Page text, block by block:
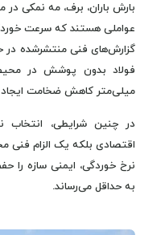
بارش باران، برف، مه نمکی
عواملی هستند که سرعت
گزارش‌های فنی منتشرشده در
فولاد بدون پوشش در
میلی‌متر کاهش ضخامت ایجاد
در چنین شرایطی، انتخاب
اقتصادی بلکه یک الزام
نرخ خوردگی، ایمنی سازه را
به حداقل می‌رساند.